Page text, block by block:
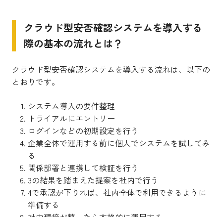
クラウド型安否確認システムを導入する
際の基本の流れとは？
クラウド型安否確認システムを導入する流れは、以下の
とおりです。
システム導入の要件整理
トライアルにエントリー
ログインなどの初期設定を行う
企業全体で運用する前に個人でシステムを試してみ
る
関係部署と連携して検証を行う
3の結果を踏まえた提案を社内で行う
4で承認が下りれば、社内全体で利用できるように
準備する